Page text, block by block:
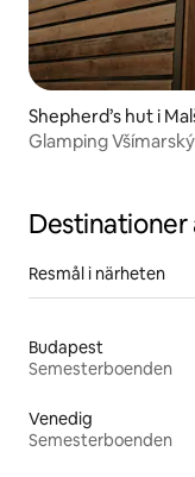
Shepherd’s hut i
Glamping
Resmål i närheten
Budapest
Semesterboenden
Venedig
Semesterboenden